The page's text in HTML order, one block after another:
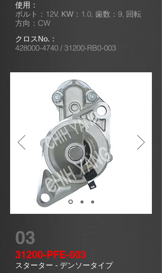
使用：
ボルト：12V, KW： 1.0, 歯数： 9, 回転
方向： CW
クロスNo.：
428000-4740 / 31200-RB0-003
03
31200-PFE-003
スターター - デンソータイプ